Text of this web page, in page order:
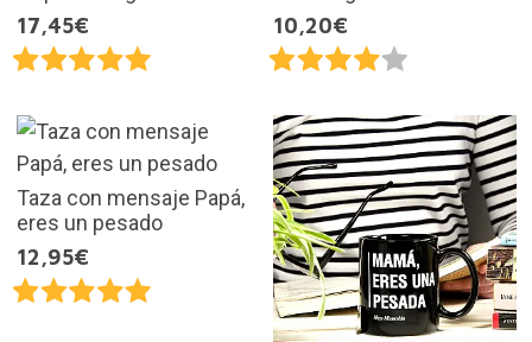
17,45€
10,20€
Taza con mensaje Papá,
eres un pesado
12,95€